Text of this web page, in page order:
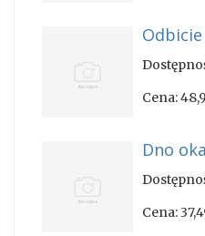
Odbicie
Cena:
Dno
Cena: